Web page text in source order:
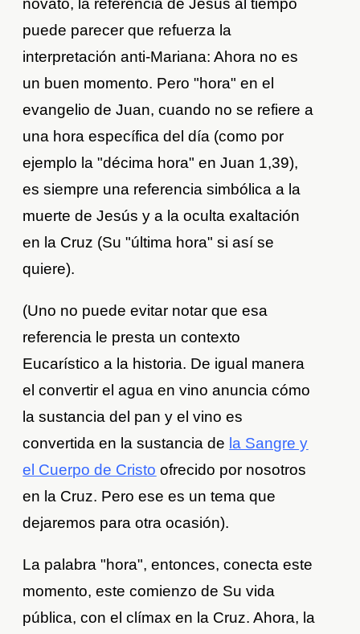
novato, la referencia de Jesús al tiempo
puede parecer que refuerza la
interpretación anti-Mariana: Ahora no es
un buen momento. Pero "hora" en el
evangelio de Juan, cuando no se refiere a
una hora específica del día (como por
ejemplo la "décima hora" en Juan 1,39),
es siempre una referencia simbólica a la
muerte de Jesús y a la oculta exaltación
en la Cruz (Su "última hora" si así se
quiere).
(Uno no puede evitar notar que esa
referencia le presta un contexto
Eucarístico a la historia. De igual manera
el convertir el agua en vino anuncia cómo
la sustancia del pan y el vino es
convertida en la sustancia de la Sangre y
el Cuerpo de Cristo ofrecido por nosotros
en la Cruz. Pero ese es un tema que
dejaremos para otra ocasión).
La palabra "hora", entonces, conecta este
momento, este comienzo de Su vida
pública, con el clímax en la Cruz. Ahora, la